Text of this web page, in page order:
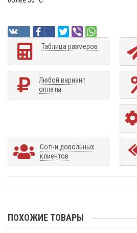
Таблица размеров
Любой вариант
оплаты
Сотни довольных
клиентов
ПОХОЖИЕ ТОВАРЫ